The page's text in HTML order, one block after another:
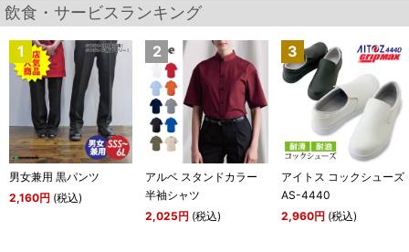
飲食・サービスランキング
男女兼用 黒パンツ
2,160円 (税込)
アルベ スタンドカラー
半袖シャツ
2,025円 (税込)
アイトス コックシューズ
AS-4440
2,960円 (税込)